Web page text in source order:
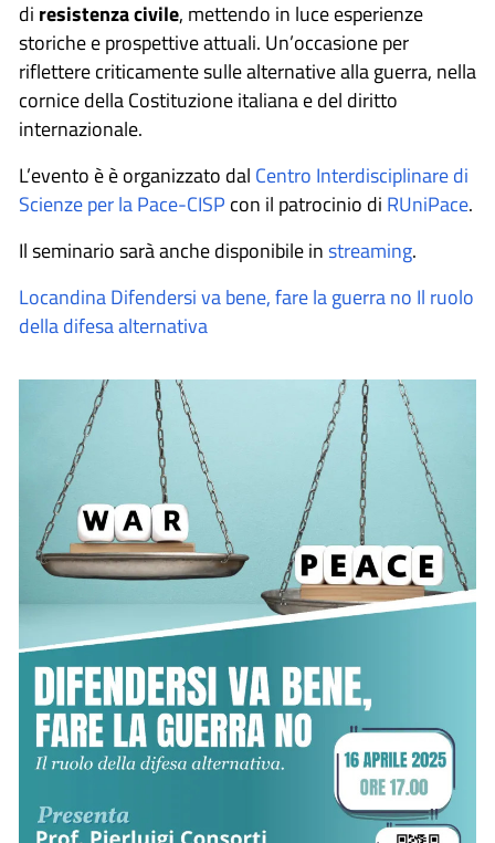
di resistenza civile, mettendo in luce esperienze
storiche e prospettive attuali. Un’occasione per
riflettere criticamente sulle alternative alla guerra, nella
cornice della Costituzione italiana e del diritto
internazionale.
L’evento è è organizzato dal Centro Interdisciplinare di
Scienze per la Pace-CISP con il patrocinio di RUniPace.
Il seminario sarà anche disponibile instreaming.
Locandina Difendersi va bene, fare la guerra no Il ruolo
della difesa alternativa